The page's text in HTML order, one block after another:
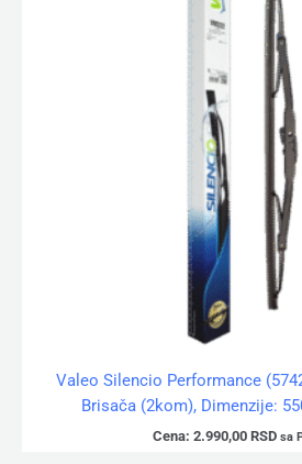
Valeo Silencio Performance
Brisača (2kom), Dimenzije:
Cena: 2.990,00 RSD sa